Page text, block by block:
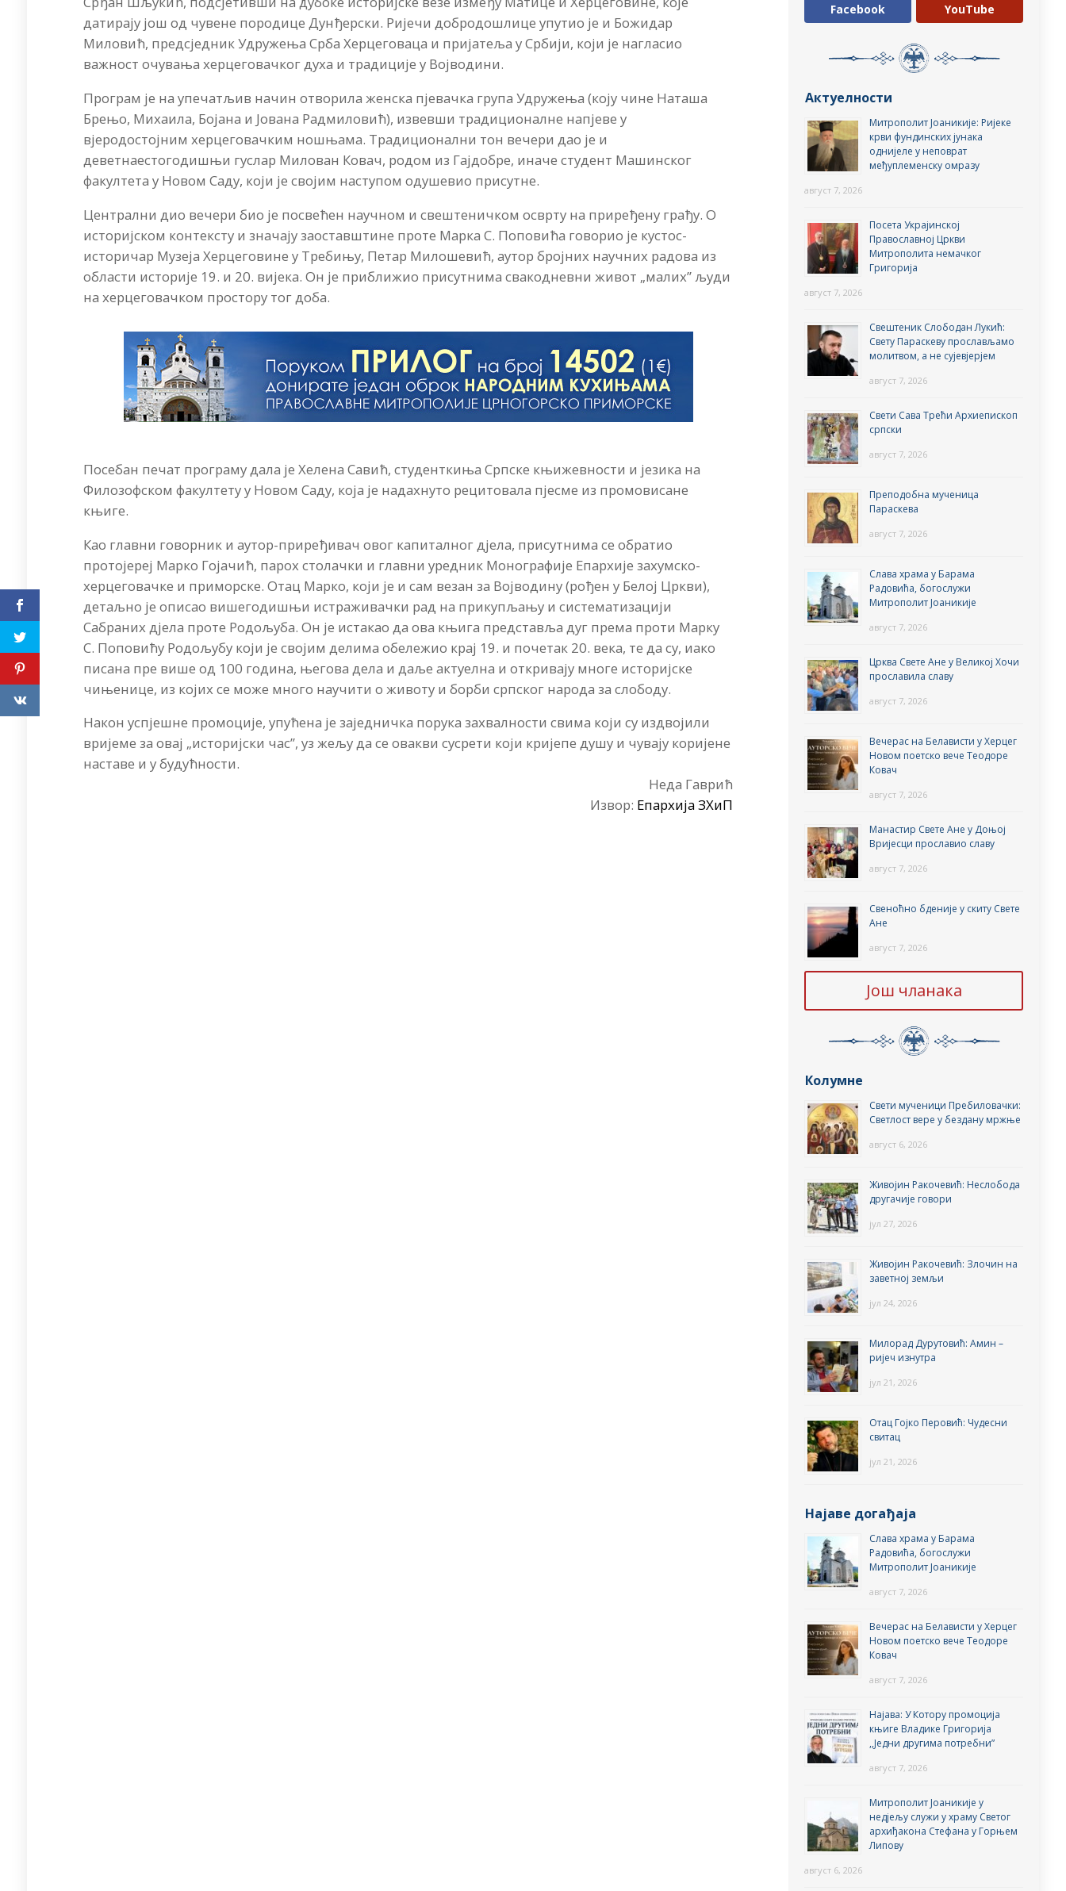
датирају још од чувене породице Дунђерски. Ријечи добродошлице упутио је и Божидар
Миловић, предсједник Удружења Срба Херцеговаца и пријатеља у Србији, који је нагласио
важност очувања херцеговачког духа и традиције у Војводини.
​Програм је на упечатљив начин отворила женска пјевачка група Удружења (коју чине Наташа
Брењо, Михаила, Бојана и Јована Радмиловић), извевши традиционалне напјеве у
вјеродостојним херцеговачким ношњама. Традиционални тон вечери дао је и
деветнаестогодишњи гуслар Милован Ковач, родом из Гајдобре, иначе студент Машинског
факултета у Новом Саду, који је својим наступом одушевио присутне.
​Централни дио вечери био је посвећен научном и свештеничком осврту на приређену грађу. О
историјском контексту и значају заоставштине проте Марка С. Поповића говорио је кустос-
историчар Музеја Херцеговине у Требињу, Петар Милошевић, аутор бројних научних радова из
области историје 19. и 20. вијека. Он је приближио присутнима свакодневни живот „малих” људи
на херцеговачком простору тог доба.
​Посебан печат програму дала је Хелена Савић, студенткиња Српске књижевности и језика на
Филозофском факултету у Новом Саду, која је надахнуто рецитовала пјесме из промовисане
књиге.
Као главни говорник и аутор-приређивач овог капиталног дјела, присутнима се обратио
протојереј Марко Гојачић, парох столачки и главни уредник Монографије Епархије захумско-
херцеговачке и приморске. Отац Марко, који је и сам везан за Војводину (рођен у Белој Цркви),
детаљно је описао вишегодишњи истраживачки рад на прикупљању и систематизацији
Сабраних дјела проте Родољуба. Он је истакао да ова књига представља дуг према проти Марку
С. Поповићу Родољубу који је својим делима обележио крај 19. и почетак 20. века, те да су, иако
писана пре више од 100 година, његова дела и даље актуелна и откривају многе историјске
чињенице, из којих се може много научити о животу и борби српског народа за слободу.
​Након успјешне промоције, упућена је заједничка порука захвалности свима који су издвојили
вријеме за овај „историјски час”, уз жељу да се овакви сусрети који кријепе душу и чувају коријене
наставе и у будућности.
Неда Гаврић
Извор: Епархија ЗХиП
Facebook YouTube
Актуелности
Митрополит Јоаникије: Ријеке
крви фундинских јунака
однијеле у неповрат
међуплеменску омразу
август 7, 2026
Посета Украјинској
Православној Цркви
Митрополита немачког
Григорија
август 7, 2026
Свештеник Слободан Лукић:
Свету Параскеву прослављамо
молитвом, а не сујевјерјем
август 7, 2026
Свети Сава Трећи Архиепископ
српски
август 7, 2026
Преподобна мученица
Параскева
август 7, 2026
Слава храма у Барама
Радовића, богослужи
Митрополит Јоаникије
август 7, 2026
Црква Свете Ане у Великој Хочи
прославила славу
август 7, 2026
Вечерас на Белависти у Херцег
Новом поетско вече Теодоре
Ковач
август 7, 2026
Манастир Свете Ане у Доњој
Вријесци прославио славу
август 7, 2026
Свеноћно бденије у скиту Свете
Ане
август 7, 2026
Још чланака
Колумне
Свети мученици Пребиловачки:
Светлост вере у бездану мржње
август 6, 2026
Живојин Ракочевић: Неслобода
другачије говори
јул 27, 2026
Живојин Ракочевић: Злочин на
заветној земљи
јул 24, 2026
Милорад Дурутовић: Амин –
ријеч изнутра
јул 21, 2026
Отац Гојко Перовић: Чудесни
свитац
јул 21, 2026
Најаве догађаја
Слава храма у Барама
Радовића, богослужи
Митрополит Јоаникије
август 7, 2026
Вечерас на Белависти у Херцег
Новом поетско вече Теодоре
Ковач
август 7, 2026
Најава: У Котору промоција
књиге Владике Григорија
,,Једни другима потребни”
август 7, 2026
Митрополит Јоаникије у
недјељу служи у храму Светог
архиђакона Стефана у Горњем
Липову
август 6, 2026